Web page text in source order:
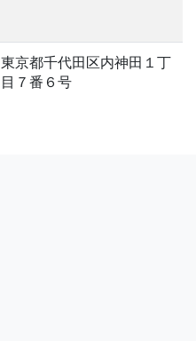
東京都千代田区内神田１丁
目７番６号